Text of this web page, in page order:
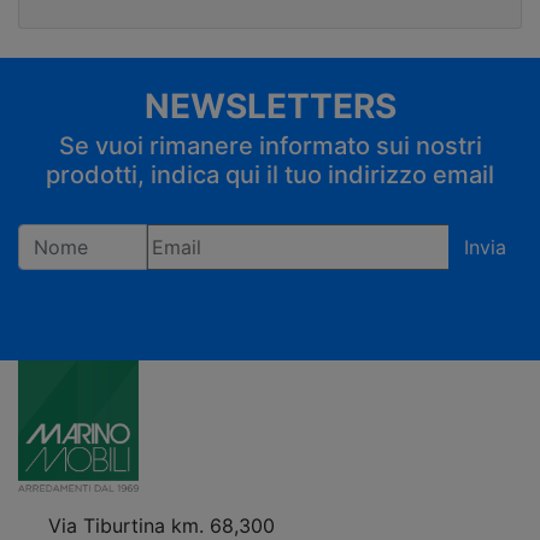
NEWSLETTERS
Se vuoi rimanere informato sui nostri
prodotti, indica qui il tuo indirizzo email
Invia
Via Tiburtina km. 68,300